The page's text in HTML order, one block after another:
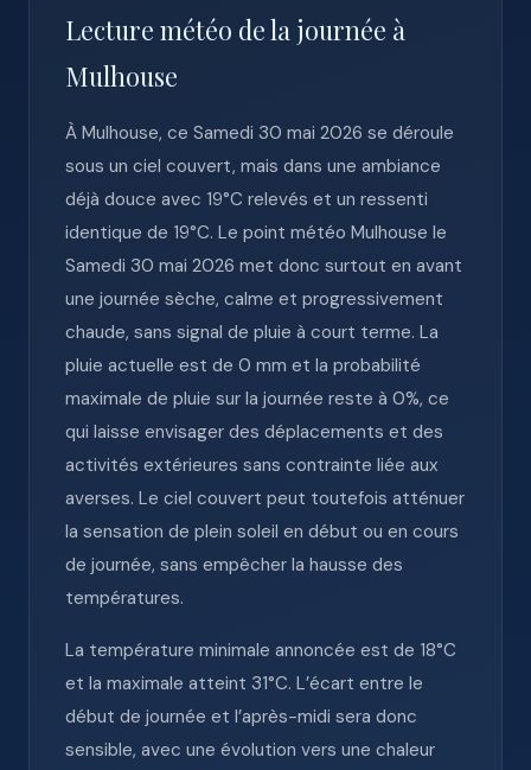
Lecture météo de la journée à
Mulhouse
À Mulhouse, ce Samedi 30 mai 2026 se déroule
sous un ciel couvert, mais dans une ambiance
déjà douce avec 19°C relevés et un ressenti
identique de 19°C. Le point météo Mulhouse le
Samedi 30 mai 2026 met donc surtout en avant
une journée sèche, calme et progressivement
chaude, sans signal de pluie à court terme. La
pluie actuelle est de 0 mm et la probabilité
maximale de pluie sur la journée reste à 0%, ce
qui laisse envisager des déplacements et des
activités extérieures sans contrainte liée aux
averses. Le ciel couvert peut toutefois atténuer
la sensation de plein soleil en début ou en cours
de journée, sans empêcher la hausse des
températures.
La température minimale annoncée est de 18°C
et la maximale atteint 31°C. L’écart entre le
début de journée et l’après-midi sera donc
sensible, avec une évolution vers une chaleur